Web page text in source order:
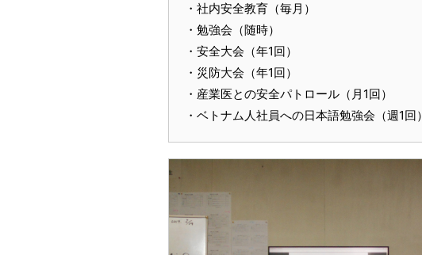
・社内安全教育（毎月）
・勉強会（随時）
・安全大会（年1回）
・災防大会（年1回）
・産業医との安全パトロール（月1回）
・ベトナム人社員への日本語勉強会（週1回）